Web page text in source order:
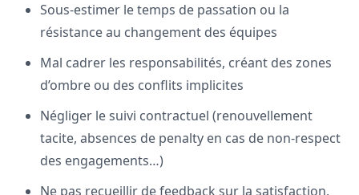
Sous-estimer le temps de passation ou la
résistance au changement des équipes
Mal cadrer les responsabilités, créant des zones
d’ombre ou des conflits implicites
Négliger le suivi contractuel (renouvellement
tacite, absences de penalty en cas de non-respect
des engagements…)
Ne pas recueillir de feedback sur la satisfaction,